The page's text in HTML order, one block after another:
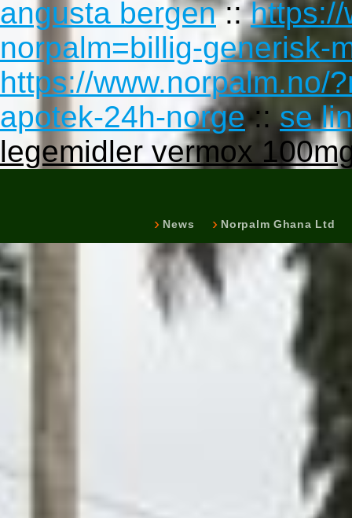
angusta bergen::https://
norpalm=billig-generisk-
https://www.norpalm.no/
apotek-24h-norge::se
legemidler vermox
News Norpalm Ghana Ltd